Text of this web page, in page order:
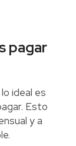
pagar
lo ideal es
Esto
y a